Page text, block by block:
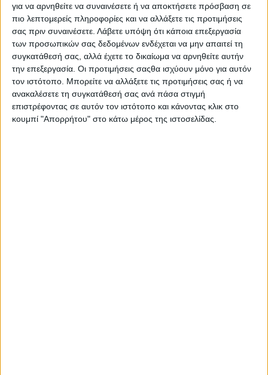
για να αρνηθείτε να συναινέσετε ή να αποκτήσετε πρόσβαση σε
πιο λεπτομερείς πληροφορίες και να αλλάξετε τις προτιμήσεις
σας πριν συναινέσετε. Λάβετε υπόψη ότι κάποια επεξεργασία
των προσωπικών σας δεδομένων ενδέχεται να μην απαιτεί τη
συγκατάθεσή σας, αλλά έχετε το δικαίωμα να αρνηθείτε αυτήν
την επεξεργασία. Οι προτιμήσεις σαςθα ισχύουν μόνο για αυτόν
τον ιστότοπο. Μπορείτε να αλλάξετε τις προτιμήσεις σας ή να
ανακαλέσετε τη συγκατάθεσή σας ανά πάσα στιγμή
επιστρέφοντας σε αυτόν τον ιστότοπο και κάνοντας κλικ στο
κουμπί "Απορρήτου" στο κάτω μέρος της ιστοσελίδας.
Μάρκα:FCUK
Σειρά:Cambs Tank
Φύλο:Γυναικείο
Διάμετρος Κάσας:25 mm
Κάσα:Ασημί ανοξείδωτο ατσάλι
Καντράν: Λευκό
Κρύσταλλο:Φυσικό - Ορυκτό
Μπρασελέ:Ασημί ανοξείδωτο ατσάλι
Κούμπωμα: Ασφαλείας
Τύπος Ρολογιού:Αναλογικό
Τύπος Κίνησης:Αναλογικό